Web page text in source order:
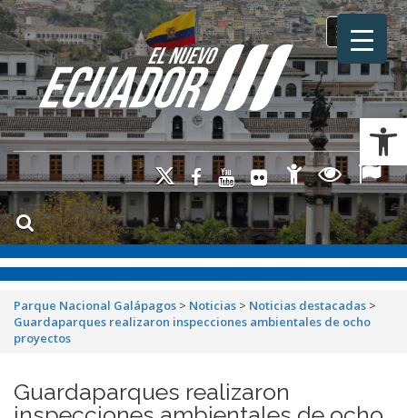
Toggle
Parque Nacional Galápagos > Noticias > Noticias destacadas >
Guardaparques realizaron inspecciones ambientales de ocho
proyectos
Guardaparques realizaron